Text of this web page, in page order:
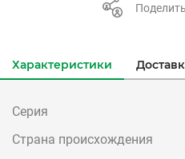
Характеристики
Серия
Страна происхождения